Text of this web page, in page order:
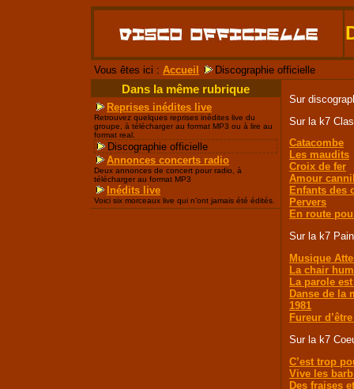
Vous êtes ici : Accueil Discographie officielle
Dans la même rubrique
Reprises inédites live
Retrouvez quelques reprises inédites live du
groupe, à télécharger au format MP3 ou à lire au
format real.
Discographie officielle
Annonces concerts radio
Deux annonces de concert pour radio, à
télécharger au format MP3
Inédits live
Voici six morceaux live qui n’ont jamais été édités.
Sur
Sur la k7
Catacombe
Les maudits
Croix de fer
Amour
Enfants des
Pervers
En route
Sur la k7
Musique
La chair
La parole
Danse de la
1981
Fureur
Sur la k7
C’est trop
Vive les
Des fraises